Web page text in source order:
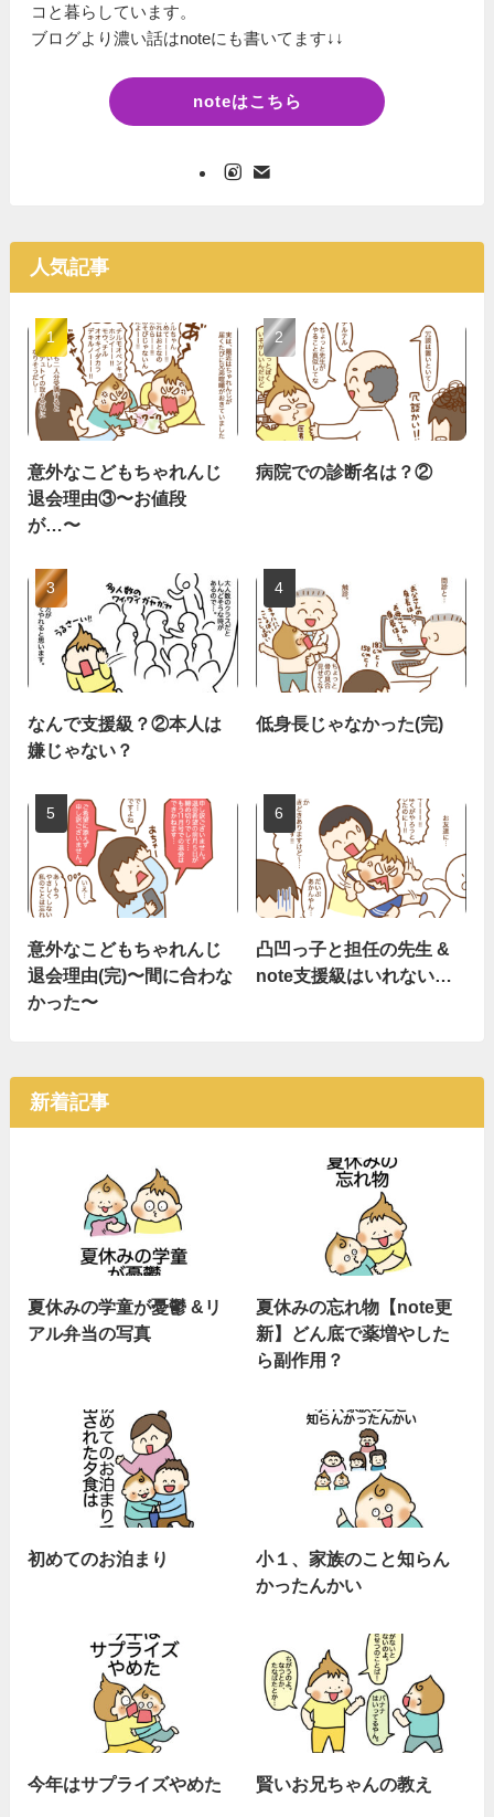
コと暮らしています。
ブログより濃い話はnoteにも書いてます↓↓
noteはこちら
人気記事
意外なこどもちゃれんじ
退会理由③〜お値段
が…〜
病院での診断名は？②
なんで支援級？②本人は
嫌じゃない？
低身長じゃなかった(完)
意外なこどもちゃれんじ
退会理由(完)〜間に合わな
かった〜
凸凹っ子と担任の先生 &
note支援級はいれない…
新着記事
夏休みの学童が憂鬱 &リ
アル弁当の写真
夏休みの忘れ物【note更
新】どん底で薬増やした
ら副作用？
初めてのお泊まり
小１、家族のこと知らん
かったんかい
今年はサプライズやめた 賢いお兄ちゃんの教え